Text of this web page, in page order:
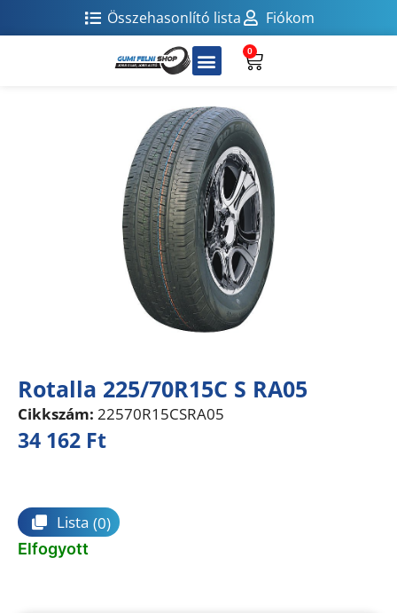
Összehasonlító lista Fiókom
0
Rotalla 225/70R15C S RA05
Cikkszám: 22570R15CSRA05
34 162 Ft
Lista (0)
Elfogyott